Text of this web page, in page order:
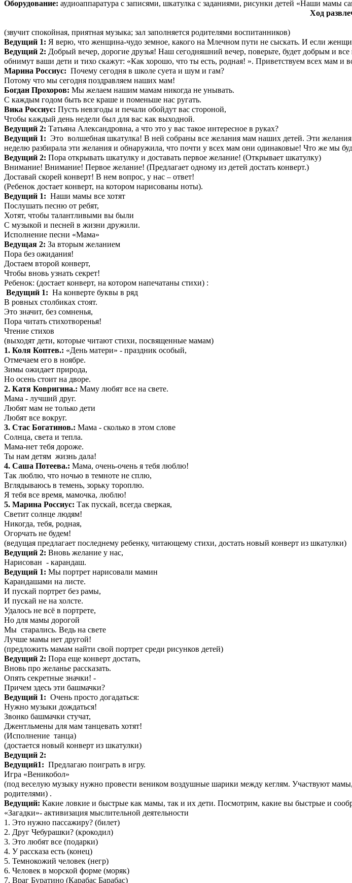
Оборудование: аудиоаппаратура с записями, шкатулка с заданиями, рисунки детей «Наши мамы
Ход
(звучит спокойная, приятная музыка; зал заполняется родителями воспитанников)
Ведущий 1: Я верю, что женщина-чудо земное, какого на Млечном пути не сыскать. И если
Ведущий 2: Добрый вечер, дорогие друзья! Наш сегодняшний вечер, поверьте, будет добрым и
обнимут ваши дети и тихо скажут: «Как хорошо, что ты есть, родная! ». Приветствуем всех мам и
Марина Россиус: Почему сегодня в школе суета и шум и гам?
Потому что мы сегодня поздравляем наших мам!
Богдан Прохоров: Мы желаем нашим мамам никогда не унывать.
С каждым годом быть все краше и поменьше нас ругать.
Вика Россиус: Пусть невзгоды и печали обойдут вас стороной,
Чтобы каждый день недели был для вас как выходной.
Ведущий 2: Татьяна Александровна, а что это у вас такое интересное в руках?
Ведущий 1: Это волшебная шкатулка! В ней собраны все желания мам наших детей. Эти
неделю разбирала эти желания и обнаружила, что почти у всех мам они одинаковые! Что же мы
Ведущий 2: Пора открывать шкатулку и доставать первое желание! (Открывает шкатулку)
Внимание! Внимание! Первое желание! (Предлагает одному из детей достать конверт.)
Доставай скорей конверт! В нем вопрос, у нас – ответ!
(Ребенок достает конверт, на котором нарисованы ноты).
Ведущий 1: Наши мамы все хотят
Послушать песню от ребят,
Хотят, чтобы талантливыми вы были
С музыкой и песней в жизни дружили.
Исполнение песни «Мама»
Ведущая 2: За вторым желанием
Пора без ожидания!
Достаем второй конверт,
Чтобы вновь узнать секрет!
Ребенок: (достает конверт, на котором напечатаны стихи) :
Ведущий 1: На конверте буквы в ряд
В ровных столбиках стоят.
Это значит, без сомненья,
Пора читать стихотворенья!
Чтение стихов
(выходят дети, которые читают стихи, посвященные мамам)
1. Коля Коптев.: «День матери» - праздник особый,
Отмечаем его в ноябре.
Зимы ожидает природа,
Но осень стоит на дворе.
2. Катя Ковригина.: Маму любят все на свете.
Мама - лучший друг.
Любят мам не только дети
Любят все вокруг.
3. Стас Богатинов.: Мама - сколько в этом слове
Солнца, света и тепла.
Мама-нет тебя дороже.
Ты нам детям жизнь дала!
4. Саша Потеева.: Мама, очень-очень я тебя люблю!
Так люблю, что ночью в темноте не сплю,
Вглядываюсь в темень, зорьку тороплю.
Я тебя все время, мамочка, люблю!
5. Марина Россиус: Так пускай, всегда сверкая,
Светит солнце людям!
Никогда, тебя, родная,
Огорчать не будем!
(ведущая предлагает последнему ребенку, читающему стихи, достать новый конверт из шкатулки)
Ведущий 2: Вновь желание у нас,
Нарисован - карандаш.
Ведущий 1: Мы портрет нарисовали мамин
Карандашами на листе.
И пускай портрет без рамы,
И пускай не на холсте.
Удалось не всё в портрете,
Но для мамы дорогой
Мы старались. Ведь на свете
Лучше мамы нет другой!
(предложить мамам найти свой портрет среди рисунков детей)
Ведущий 2: Пора еще конверт достать,
Вновь про желанье рассказать.
Опять секретные значки! -
Причем здесь эти башмачки?
Ведущий 1: Очень просто догадаться:
Нужно музыки дождаться!
Звонко башмачки стучат,
Джентльмены для мам танцевать хотят!
(Исполнение танца)
(достается новый конверт из шкатулки)
Ведущий 2:
Ведущий1: Предлагаю поиграть в игру.
Игра «Веникобол»
(под веселую музыку нужно провести веником воздушные шарики между кеглям. Участвуют
родителями) .
Ведущий: Какие ловкие и быстрые как мамы, так и их дети. Посмотрим, какие вы быстрые и
«Загадки»- активизация мыслительной деятельности
1. Это нужно пассажиру? (билет)
2. Друг Чебурашки? (крокодил)
3. Это любят все (подарки)
4. У рассказа есть (конец)
5. Темнокожий человек (негр)
6. Человек в морской форме (моряк)
7. Враг Буратино (Карабас Барабас)